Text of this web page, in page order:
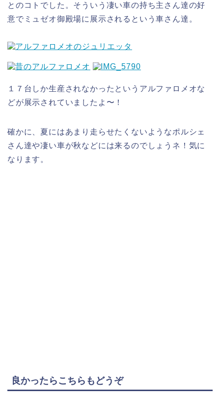
とのコトでした。そういう凄い車の持ち主さん達の好
意でミュゼオ御殿場に展示されるという車さん達。
１７台しか生産されなかったというアルファロメオな
どが展示されていましたよ〜！
確かに、夏にはあまり走らせたくないようなポルシェ
さん達や凄い車が秋などには来るのでしょうネ！気に
なります。
良かったらこちらもどうぞ